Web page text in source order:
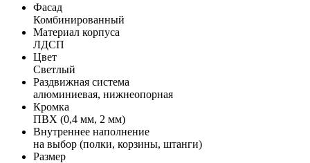
Фасад
Комбинированный
Материал корпуса
ЛДСП
Цвет
Светлый
Раздвижная система
алюминиевая, нижнеопорная
Кромка
ПВХ (0,4 мм, 2 мм)
Внутреннее наполнение
на выбор (полки, корзины, штанги)
Размер